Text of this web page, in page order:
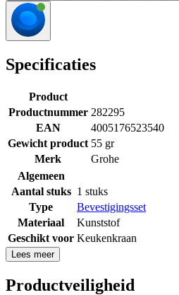
Specificaties
Product
Productnummer 282295
EAN
4005176523540
Gewicht product 55 gr
Merk
Grohe
Algemeen
Aantal stuks 1 stuks
Type
Bevestigingsset
Materiaal
Kunststof
Geschikt voor Keukenkraan
Lees meer
Productveiligheid